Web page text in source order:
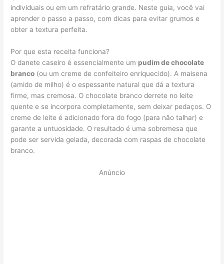
individuais ou em um refratário grande. Neste guia, você vai
aprender o passo a passo, com dicas para evitar grumos e
obter a textura perfeita.
Por que esta receita funciona?
O danete caseiro é essencialmente um pudim de chocolate
branco (ou um creme de confeiteiro enriquecido). A maisena
(amido de milho) é o espessante natural que dá a textura
firme, mas cremosa. O chocolate branco derrete no leite
quente e se incorpora completamente, sem deixar pedaços. O
creme de leite é adicionado fora do fogo (para não talhar) e
garante a untuosidade. O resultado é uma sobremesa que
pode ser servida gelada, decorada com raspas de chocolate
branco.
Anúncio